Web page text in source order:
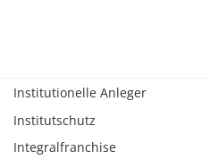
Institutionelle Anleger
Institutschutz
Integralfranchise